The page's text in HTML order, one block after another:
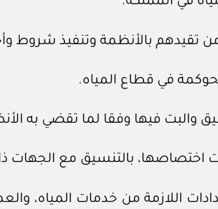
اللازمة من خدمات المياه،